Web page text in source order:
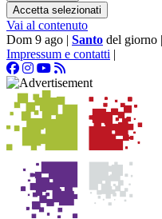
Accetta selezionati
Vai al contenuto
Dom 9 ago | Santo del giorno |
Impressum e contatti |